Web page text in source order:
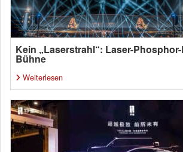
Kein „Laserstrahl“: Laser-
Bühne
Weiterlesen